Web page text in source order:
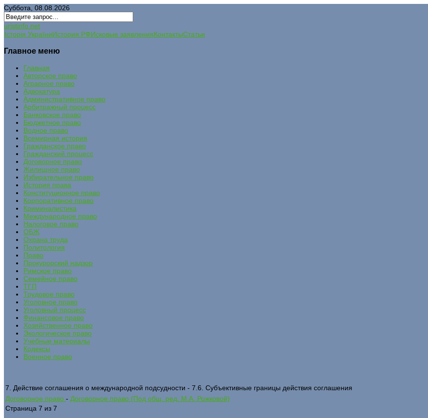
Суббота, 08.08.2026
uristinfo.net
Історія УкраїниИстория РФИсковые заявленияКонтактыСтатьи
Главное меню
Главная
Авторское право
Аграрное право
Адвокатура
Административное право
Арбитражный процесс
Банковское право
Бюджетное право
Водное право
Всемирная история
Гражданское право
Гражданский процесс
Договорное право
Жилищное право
Избирательное право
История права
Конституционное право
Корпоративное право
Криминалистика
Международное право
Налоговое право
ОБЖ
Охрана труда
Политология
Право
Прокурорский надзор
Римское право
Семейное право
ТГП
Трудовое право
Уголовное право
Уголовный процесс
Финансовое право
Хозяйственное право
Экологическое право
Учебные материалы
Кодексы
Военное право
7. Действие соглашения о международной подсудности - 7.6. Субъективные границы действия соглашения
Договорное право - Договорное право (Под общ. ред. М.А. Рожковой)
Страница 7 из 7